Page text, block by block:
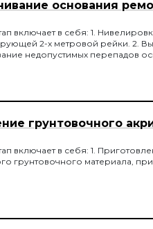
основания
включает в себя: 1.
2-х метровой рейки. 2.
недопустимых перепадов
грунтовочного
включает в себя: 1.
грунтовочного материала,